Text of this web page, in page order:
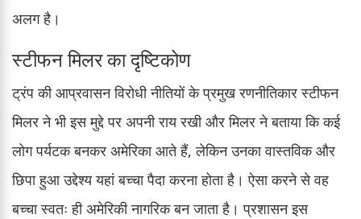
अलग है।
स्टीफन मिलर का दृष्टिकोण
ट्रंप की आप्रवासन विरोधी नीतियों के प्रमुख रणनीतिकार स्टीफन
मिलर ने भी इस मुद्दे पर अपनी राय रखी और मिलर ने बताया कि कई
लोग पर्यटक बनकर अमेरिका आते हैं, लेकिन उनका वास्तविक और
छिपा हुआ उद्देश्य यहां बच्चा पैदा करना होता है। ऐसा करने से वह
बच्चा स्वतः ही अमेरिकी नागरिक बन जाता है। प्रशासन इस